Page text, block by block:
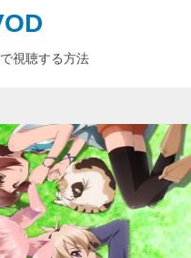
視聴する方法